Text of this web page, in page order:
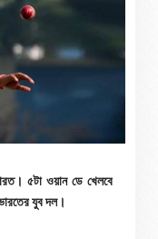
৫টা ওয়ান ডে খেলবে
যুব দল।